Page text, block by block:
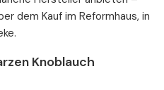
dem Kauf im Reformhaus, in
Knoblauch